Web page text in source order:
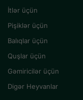
İtlər üçün
Pişiklər üçün
Balıqlar üçün
Quşlar üçün
Gəmiricilər üçün
Digər Heyvanlar